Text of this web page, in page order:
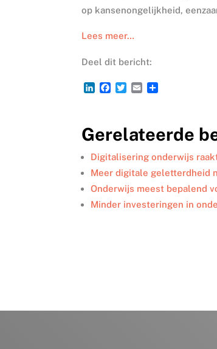
op kansenongelijkheid,
Lees meer…
Deel dit bericht:
L
e
d
I
n
F
b
o
o
k
T
t
e
r
E
l
n
Gerelateerde
Digitalisering onderwijs
Meer digitale geletterdheid
Onderwijs meest bepalend
Minder investeringen in